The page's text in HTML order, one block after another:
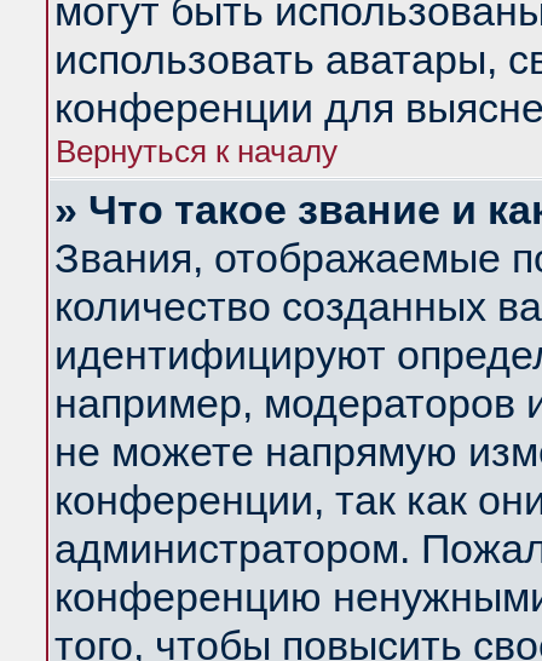
могут быть
использовать аватары,
конференции для
Вернуться к началу
» Что такое звание и
Звания, отображаемые
количество созданных
идентифицируют
например, модераторов
не можете напрямую
конференции, так как
администратором.
конференцию
того, чтобы повысить